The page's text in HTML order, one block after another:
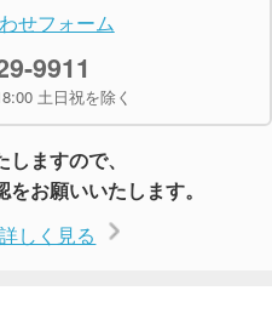
せフォーム
9911
土日祝を除く
ますので、
お願いいたします。
しく見る